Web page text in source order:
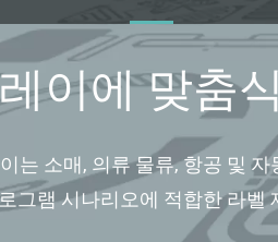
이에 맞춤
는 소매, 의류 물류, 항공 및
그램 시나리오에 적합한 라